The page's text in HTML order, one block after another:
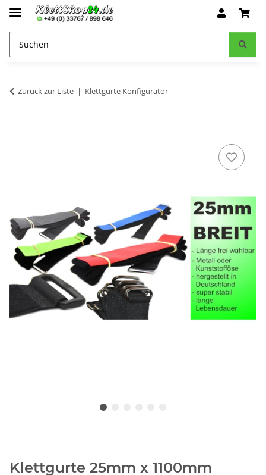
Zurück zur Liste Klettgurte Konfigurator
Klettgurte 25mm x 1100mm